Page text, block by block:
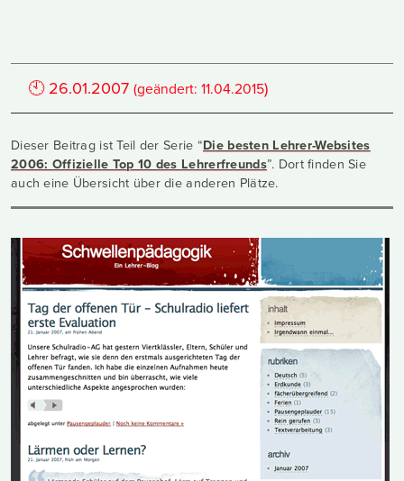
🕙 26.01.2007 (geändert:11.04.2015)
Dieser Beitrag ist Teil der Serie “Die besten Lehrer-Websites
2006: Offizielle Top 10 des Lehrerfreunds”. Dort finden Sie
auch eine Übersicht über die anderen Plätze.